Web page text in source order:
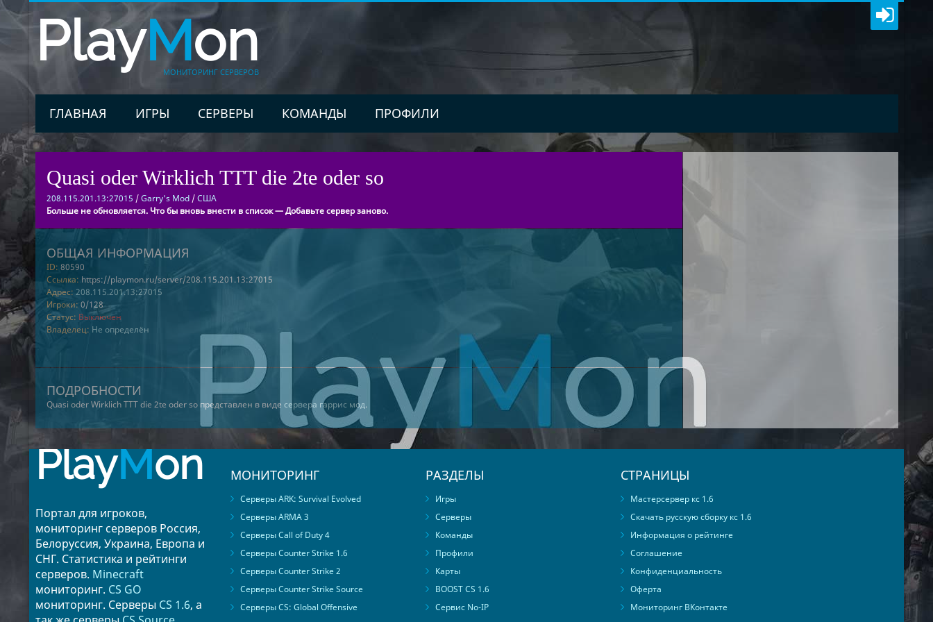
PlayMon
МОНИТОРИНГ СЕРВЕРОВ
ГЛАВНАЯ ИГРЫ СЕРВЕРЫ КОМАНДЫ ПРОФИЛИ
Quasi oder Wirklich TTT die 2te oder so
208.115.201.13:27015 /Garry's Mod/США
Больше не обновляется. Что бы вновь внести в список — Добавьте сервер заново.
ОБЩАЯ ИНФОРМАЦИЯ
ID: 80590
Ссылка: https://playmon.ru/server/208.115.201.13:27015
Адрес: 208.115.201.13:27015
Игроки: 0/128
Статус: Выключен
Владелец: Не определён
ПОДРОБНОСТИ
Quasi oder Wirklich TTT die 2te oder so представлен в виде сервера гаррис мод.
PlayMon
Портал для игроков,
мониторинг серверов Россия,
Белоруссия, Украина, Европа и
СНГ. Статистика и рейтинги
серверов. Minecraft
мониторинг. CS GO
мониторинг. Серверы CS 1.6, а
МОНИТОРИНГ
Серверы ARK: Survival Evolved
Серверы ARMA 3
Серверы Call of Duty 4
Серверы Counter Strike 1.6
Серверы Counter Strike 2
Серверы Counter Strike Source
Серверы CS: Global Offensive
РАЗДЕЛЫ
Игры
Серверы
Команды
Профили
Карты
BOOST CS 1.6
Сервис No-IP
СТРАНИЦЫ
Мастерсервер кс 1.6
Скачать русскую сборку кс 1.6
Информация о рейтинге
Соглашение
Конфиденциальность
Оферта
Мониторинг ВКонтакте